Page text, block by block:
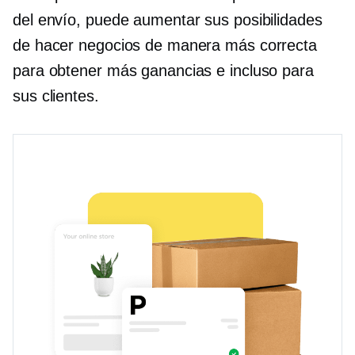
del envío, puede aumentar sus posibilidades
de hacer negocios de manera más correcta
para obtener más ganancias e incluso para
sus clientes.